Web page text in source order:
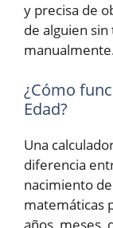
y precisa de
de alguien
¿Cómo
Edad?
Una
diferencia
nacimiento
matemáticas
años, meses,